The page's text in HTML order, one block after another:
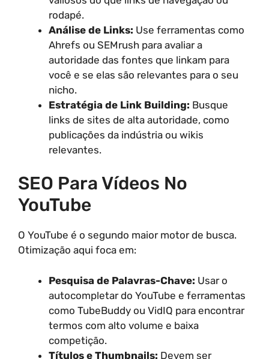
rodapé.
Análise de Links: Use ferramentas como
Ahrefs ou SEMrush para avaliar a
autoridade das fontes que linkam para
você e se elas são relevantes para o seu
nicho.
Estratégia de Link Building: Busque
links de sites de alta autoridade, como
publicações da indústria ou wikis
relevantes.
SEO Para Vídeos No
YouTube
O YouTube é o segundo maior motor de busca.
Otimização aqui foca em:
Pesquisa de Palavras-Chave: Usar o
autocompletar do YouTube e ferramentas
como TubeBuddy ou VidIQ para encontrar
termos com alto volume e baixa
competição.
Títulos e Thumbnails: Devem ser